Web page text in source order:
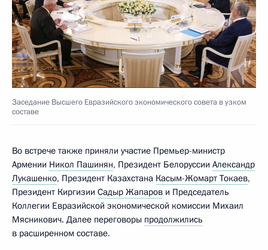
Заседание Высшего Евразийского экономического совета в узком
составе
Во встрече также приняли участие Премьер-министр
Армении Никол Пашинян, Президент Белоруссии Александр
Лукашенко, Президент Казахстана Касым-Жомарт Токаев,
Президент Киргизии Садыр Жапаров и Председатель
Коллегии Евразийской экономической комиссии Михаил
Мясникович. Далее переговоры продолжились
в расширенном составе.